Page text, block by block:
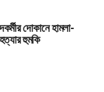
দোকানে হামলা-
হুমকি